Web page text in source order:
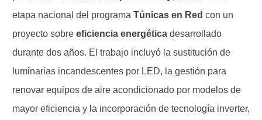
etapa nacional del programa Túnicas en Red con un
proyecto sobre eficiencia energética desarrollado
durante dos años. El trabajo incluyó la sustitución de
luminarias incandescentes por LED, la gestión para
renovar equipos de aire acondicionado por modelos de
mayor eficiencia y la incorporación de tecnología inverter,